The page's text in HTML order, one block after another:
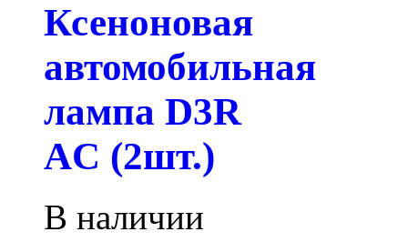
Ксеноновая
автомобильная
лампа D3R
AC (2шт.)
В наличии